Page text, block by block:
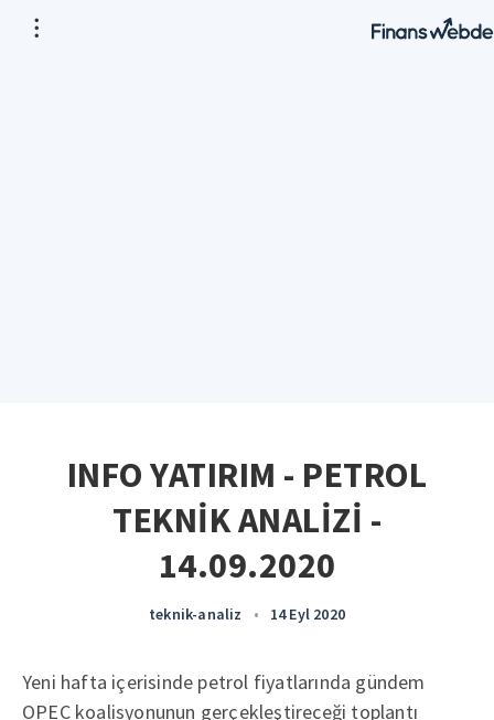
INFO YATIRIM - PETROL
TEKNİK ANALİZİ -
14.09.2020
teknik-analiz • 14 Eyl 2020
Yeni hafta içerisinde petrol fiyatlarında gündem
OPEC koalisyonunun gerçekleştireceği toplantı